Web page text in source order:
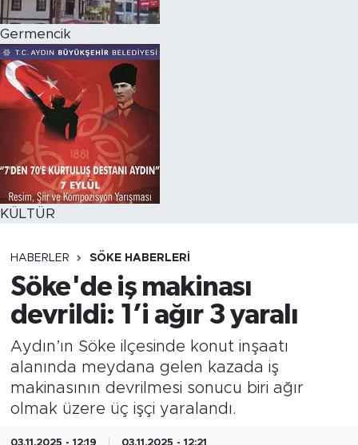
Germencik
KÜLTÜR
HABERLER SÖKE HABERLERI
Söke'de iş makinası
devrildi: 1’i ağır 3 yaralı
Aydın’ın Söke ilçesinde konut inşaatı
alanında meydana gelen kazada iş
makinasının devrilmesi sonucu biri ağır
olmak üzere üç işçi yaralandı.